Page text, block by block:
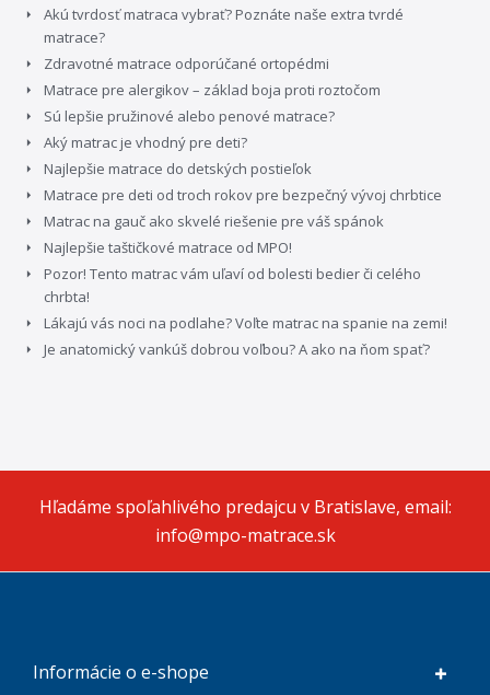
Akú tvrdosť matraca vybrať? Poznáte naše extra tvrdé
matrace?
Zdravotné matrace odporúčané ortopédmi
Matrace pre alergikov – základ boja proti roztočom
Sú lepšie pružinové alebo penové matrace?
Aký matrac je vhodný pre deti?
Najlepšie matrace do detských postieľok
Matrace pre deti od troch rokov pre bezpečný vývoj chrbtice
Matrac na gauč ako skvelé riešenie pre váš spánok
Najlepšie taštičkové matrace od MPO!
Pozor! Tento matrac vám uľaví od bolesti bedier či celého
chrbta!
Lákajú vás noci na podlahe? Voľte matrac na spanie na zemi!
Je anatomický vankúš dobrou voľbou? A ako na ňom spať?
Hľadáme spoľahlivého predajcu v Bratislave, email:
info@mpo-matrace.sk
Informácie o e-shope